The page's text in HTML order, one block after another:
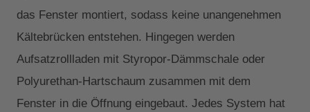
das Fenster montiert, sodass keine unangenehmen
Kältebrücken entstehen. Hingegen werden
Aufsatzrollladen mit Styropor-Dämmschale oder
Polyurethan-Hartschaum zusammen mit dem
Fenster in die Öffnung eingebaut. Jedes System hat